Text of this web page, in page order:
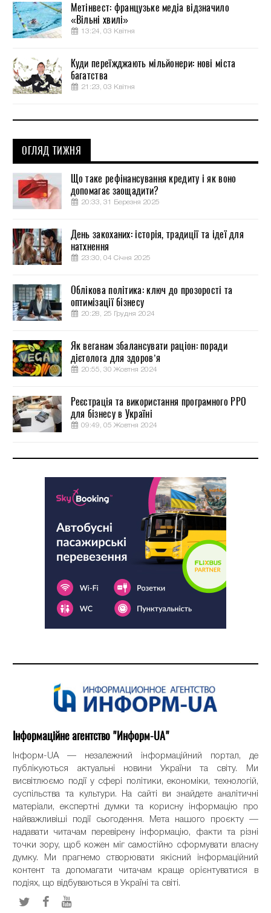
Метінвест: французьке медіа відзначило
«Вільні хвилі»
13:24, 03 Квітня
Куди переїжджають мільйонери: нові міста
багатства
21:23, 03 Квітня
ОГЛЯД ТИЖНЯ
Що таке рефінансування кредиту і як воно
допомагає заощадити?
20:33, 31 Березня 2025
День закоханих: історія, традиції та ідеї для
натхнення
23:30, 04 Січня 2025
Облікова політика: ключ до прозорості та
оптимізації бізнесу
20:28, 25 Грудня 2024
Як веганам збалансувати раціон: поради
дієтолога для здоров’я
20:55, 30 Жовтня 2024
Реєстрація та використання програмного РРО
для бізнесу в Україні
09:49, 05 Жовтня 2024
Інформаційне агентство "Информ-UA"
Інформ-UA — незалежний інформаційний портал, де
публікуються актуальні новини України та світу. Ми
висвітлюємо події у сфері політики, економіки, технологій,
суспільства та культури. На сайті ви знайдете аналітичні
матеріали, експертні думки та корисну інформацію про
найважливіші події сьогодення. Мета нашого проєкту —
надавати читачам перевірену інформацію, факти та різні
точки зору, щоб кожен міг самостійно сформувати власну
думку. Ми прагнемо створювати якісний інформаційний
контент та допомагати читачам краще орієнтуватися в
подіях, що відбуваються в Україні та світі.